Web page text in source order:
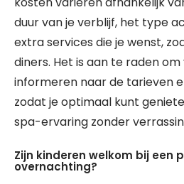
duur van je verblijf, het type
extra services die je wenst,
diners. Het is aan te raden
informeren naar de tarieven
zodat je optimaal kunt
spa-ervaring zonder
Zijn kinderen welkom bij een
overnachting?